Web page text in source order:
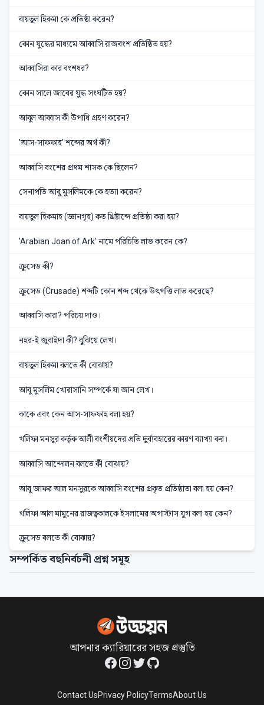
বায়তুল হিকমা কে প্রতিষ্ঠা করেন?
কোন যুদ্ধের মাধ্যমে আব্বাসি রাজবংশ প্রতিষ্ঠিত হয়?
আব্বাসিরা কার বংশধর?
কোন সালে জাবের যুদ্ধ সংঘটিত হয়?
আবুল আব্বাস কী উপাধি গ্রহণ করেন?
'আস-সাফফাহ' শব্দের অর্থ কী?
আব্বাসি বংশের প্রথম শাসক কে ছিলেন?
সেনাপতি আবু মুসলিমকে কে হত্যা করেন?
বায়তুল হিকমাহ (জ্ঞানগৃহ) কত খ্রিষ্টাব্দে প্রতিষ্ঠা করা হয়?
'Arabian Joan of Ark' নামে পরিচিতি লাভ করেন কে?
ক্রুসেড কী?
ক্রুসেড (Crusade) শব্দটি কোন শব্দ থেকে উৎপত্তি লাভ করেছে?
আব্বাসি কারা? পরিচয় দাও।
নহর-ই জুবাইদা কী? বুঝিয়ে লেখ।
বায়তুল হিকমা বলতে কী বোঝায়?
আবু মুসলিম খোরাসানি সম্পর্কে যা জান লেখ।
কাকে এবং কেন আস-সাফফাহ বলা হয়?
খলিফা মনসুর কর্তৃক আলী বংশীয়দের প্রতি দুর্ব্যবহারের কারণ ব্যাখ্যা কর।
আব্বাসি আন্দোলন বলতে কী বোঝায়?
আবু জাফর আল মনসুরকে আব্বাসি বংশের প্রকৃত প্রতিষ্ঠাতা বলা হয় কেন?
খলিফা আল মামুনের রাজত্বকালকে ইসলামের অগাস্টাস যুগ বলা হয় কেন?
ক্রুসেড বলতে কী বোঝায়?
সম্পর্কিত বহুনির্বচনী প্রশ্ন সমূহ
আপনার ক্যারিয়ারের সহজ প্রস্তুতি
Facebook
Instagram
TwitterGitHub
Contact UsPrivacy PolicyTermsAbout Us